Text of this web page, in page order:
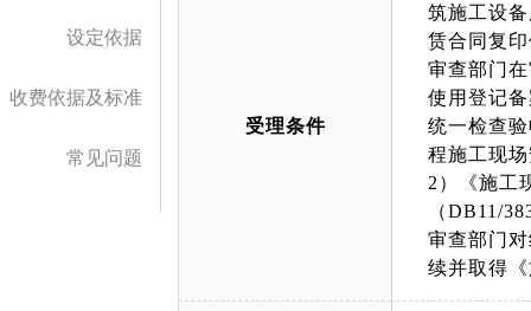
设定依据
收费依据及标准
常见问题
受理条件
筑施工设
赁合同复
审查部门
使用登记
统一检查
程施工现
2）《施工
（DB11/
审查部门
续并取得